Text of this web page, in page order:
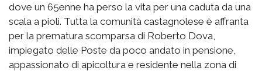
dove un 65enne ha perso la vita per una caduta da una
scala a pioli. Tutta la comunità castagnolese è affranta
per la prematura scomparsa di Roberto Dova,
impiegato delle Poste da poco andato in pensione,
appassionato di apicoltura e residente nella zona di